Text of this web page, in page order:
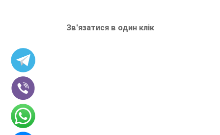
Зв'язатися в один клік